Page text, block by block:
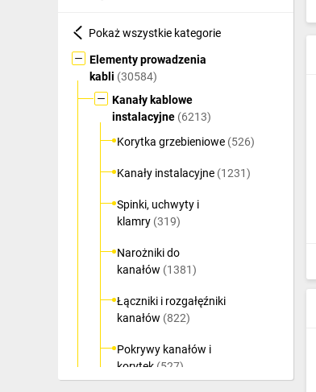
Fotowoltaika
Gniazda i łączniki
Źródła światła
Ochrona odgromowa
Pompy ciepła
Osprzęt łączeniowy
Ogrzewanie
Elektronarzędzia i mierniki
Pokaż wszystkie kategorie
Elementy prowadzenia
kabli (30584)
Kanały kablowe
instalacyjne (6213)
Korytka grzebieniowe (526)
Kanały instalacyjne (1231)
Spinki, uchwyty i
klamry (319)
Narożniki do
kanałów (1381)
Łączniki i rozgałęźniki
kanałów (822)
Pokrywy kanałów i
korytek (527)